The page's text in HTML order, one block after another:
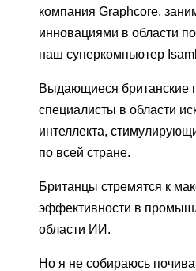
компания Graphcore,
инновациями в области
наш суперкомпьютер
Выдающиеся британские
специалисты в области
интеллекта,
по всей стране.
Британцы стремятся к
эффективности в
области ИИ.
Но я не собираюсь